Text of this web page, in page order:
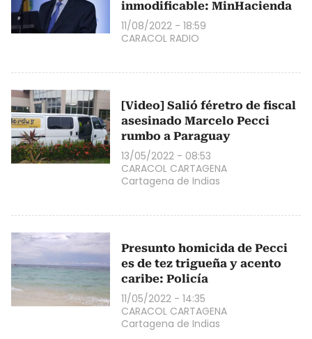
inmodificable: MinHacienda
11/08/2022 - 18:59
CARACOL RADIO
[Video] Salió féretro de fiscal
asesinado Marcelo Pecci
rumbo a Paraguay
13/05/2022 - 08:53
CARACOL CARTAGENA
Cartagena de Indias
Presunto homicida de Pecci
es de tez trigueña y acento
caribe: Policía
11/05/2022 - 14:35
CARACOL CARTAGENA
Cartagena de Indias